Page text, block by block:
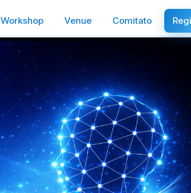
Workshop Venue Comitato